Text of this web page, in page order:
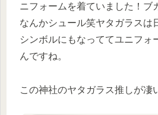
ニフォームを着ていました！ブ
なんかシュール笑ヤタガラスは
シンボルにもなっててユニフォ
んですね。
この神社のヤタガラス推しが凄